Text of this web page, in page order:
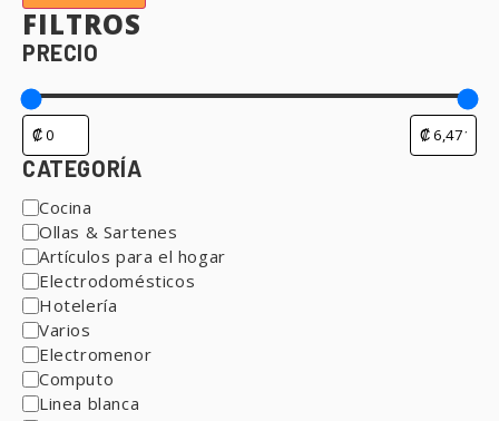
FILTROS
PRECIO
CATEGORÍA
Cocina
Ollas & Sartenes
Artículos para el hogar
Electrodomésticos
Hotelería
Varios
Electromenor
Computo
Linea blanca